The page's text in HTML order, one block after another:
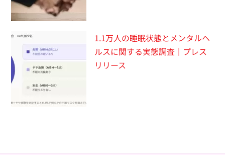
1.1万人の睡眠状態とメンタルヘ
ルスに関する実態調査｜プレス
リリース